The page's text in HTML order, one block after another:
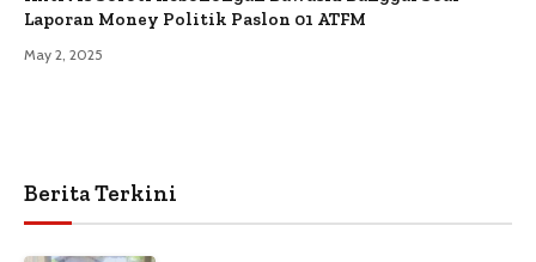
Laporan Money Politik Paslon 01 ATFM
May 2, 2025
Berita Terkini